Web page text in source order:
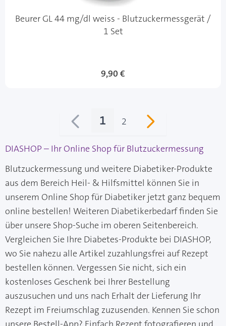
Beurer GL 44 mg/dl weiss - Blutzuckermessgerät /
1 Set
9,90 €
Sie lesen gerade Seite
1 Seite
2
DIASHOP – Ihr Online Shop für Blutzuckermessung
Blutzuckermessung und weitere Diabetiker-Produkte
aus dem Bereich Heil- & Hilfsmittel können Sie in
unserem Online Shop für Diabetiker jetzt ganz bequem
online bestellen! Weiteren Diabetikerbedarf finden Sie
über unsere Shop-Suche im oberen Seitenbereich.
Vergleichen Sie Ihre Diabetes-Produkte bei DIASHOP,
wo Sie nahezu alle Artikel zuzahlungsfrei auf Rezept
bestellen können. Vergessen Sie nicht, sich ein
kostenloses Geschenk bei Ihrer Bestellung
auszusuchen und uns nach Erhalt der Lieferung Ihr
Rezept im Freiumschlag zuzusenden. Kennen Sie schon